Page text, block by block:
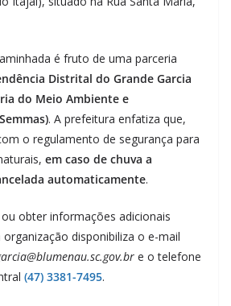
é fruto de uma parceria
Distrital do Grande Garcia
do Meio Ambiente e
. A prefeitura enfatiza que,
o regulamento de segurança para
em caso de chuva a
automaticamente.
obter informações adicionais
disponibiliza o e-mail
e o telefone
(47) 3381-7495.